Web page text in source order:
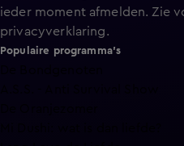
ieder moment afmelden. Zie
privacyverklaring.
Populaire programma's